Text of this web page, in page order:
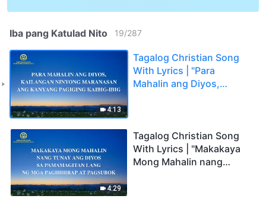
Iba pang Katulad Nito 19/287
4:13
Tagalog Christian Song
With Lyrics | "Para
Mahalin ang Diyos,
4:29
Tagalog Christian Song
With Lyrics | "Makakaya
Mong Mahalin nang